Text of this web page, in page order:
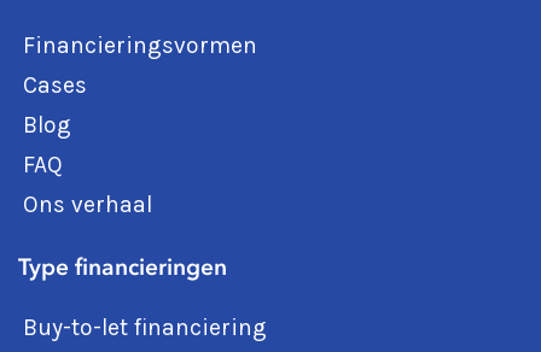
Financieringsvormen
Cases
Blog
FAQ
Ons verhaal
Type financieringen
Buy-to-let financiering